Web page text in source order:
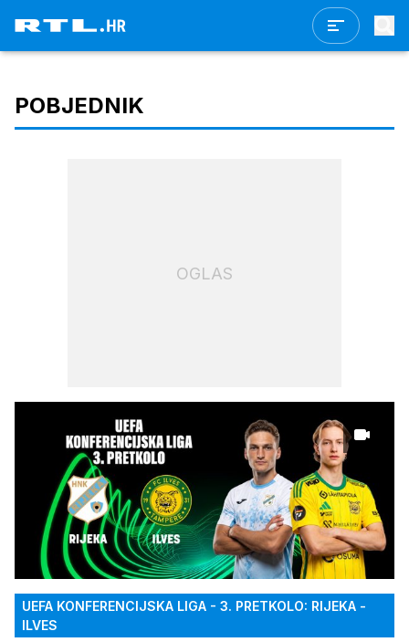
POBJEDNIK
OGLAS
UEFA KONFERENCIJSKA LIGA - 3. PRETKOLO: RIJEKA -
ILVES